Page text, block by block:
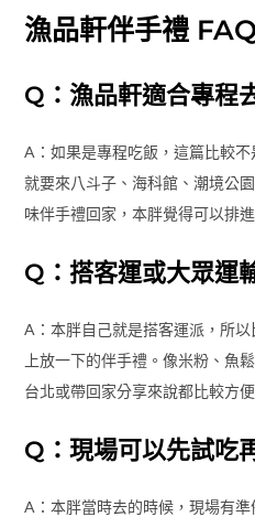
漁品軒伴手禮 FAQ
Q：漁品軒適合專程
A：如果是專程吃飯，這篇比較
就要來八斗子、海科館、潮境公
味伴手禮回家，本胖覺得可以排
Q：搭客運或大眾運
A：本胖自己就是搭客運派，所
上放一下的伴手禮。像米粉、魚
台北或帶回家分享來說都比較方便
Q：現場可以先試吃
A：本胖當時去的時候，現場有